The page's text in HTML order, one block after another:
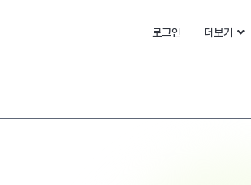
로그인 더보기